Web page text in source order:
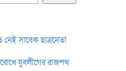
নেই সাবেক ছাত্রনেতা
যুবলীগের রাজপথ